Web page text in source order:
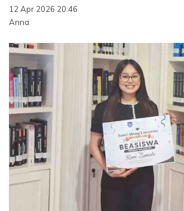
12 Apr 2026 20:46
Anna